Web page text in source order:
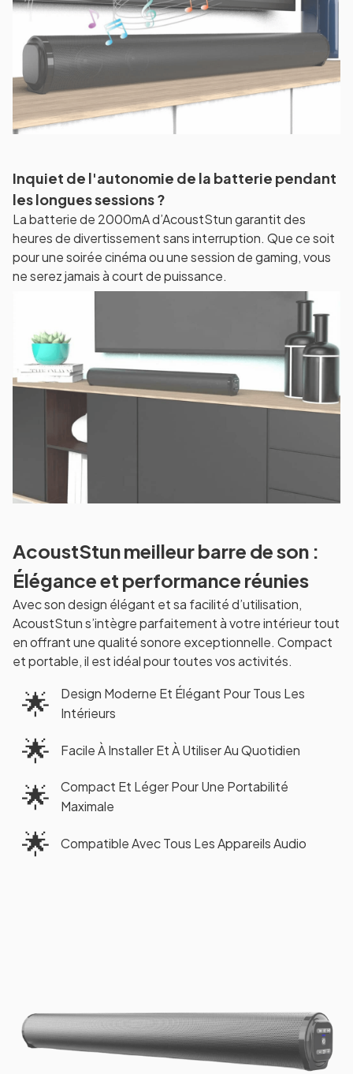
Inquiet de l'autonomie de la batterie pendant
les longues sessions ?
La batterie de 2000mA d’AcoustStun garantit des
heures de divertissement sans interruption. Que ce soit
pour une soirée cinéma ou une session de gaming, vous
ne serez jamais à court de puissance.
AcoustStun meilleur barre de son :
Élégance et performance réunies
Avec son design élégant et sa facilité d’utilisation,
AcoustStun s’intègre parfaitement à votre intérieur tout
en offrant une qualité sonore exceptionnelle. Compact
et portable, il est idéal pour toutes vos activités.
🌟
Design Moderne Et Élégant Pour Tous Les
Intérieurs
🌟 Facile À Installer Et À Utiliser Au Quotidien
🌟
Compact Et Léger Pour Une Portabilité
Maximale
🌟 Compatible Avec Tous Les Appareils Audio